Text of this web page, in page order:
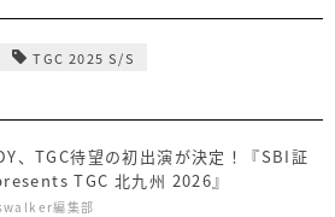
TGC 2025 S/S
、TGC待望の初出演が決定！『SBI証
TGC 北九州 2026』
編集部